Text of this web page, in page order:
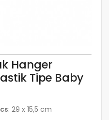
Hanger
Tipe Baby
: 29 x 15,5 cm